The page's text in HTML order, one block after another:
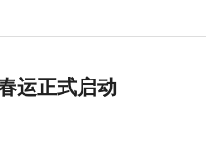
运正式启动